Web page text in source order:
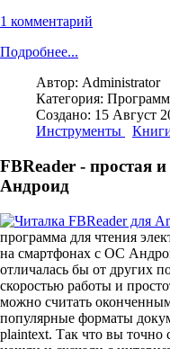
1 комментарий
Подробнее...
Автор: Administrator
Категория:
Создано: 15 Август
Инструменты
FBReader - простая
Андроид
программа для чтения
на смартфонах с ОС
отличалась бы от других
скоростью работы и
можно считать
популярные форматы
plaintext. Так что вы точно